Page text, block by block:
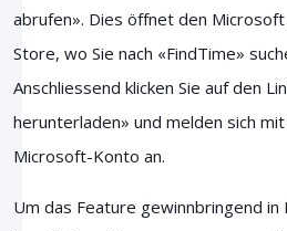
abrufen». Dies öffnet den Microsoft
Store, wo Sie nach «FindTime»
Anschliessend klicken Sie auf den
herunterladen» und melden sich
Microsoft-Konto an.
Um das Feature gewinnbringend in